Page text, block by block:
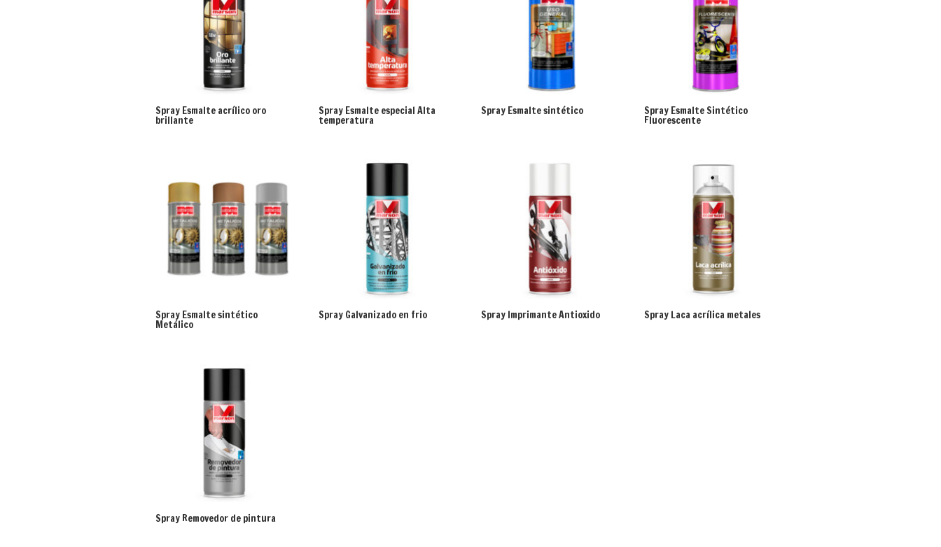
Spray Esmalte acrílico oro
brillante
Spray Esmalte especial Alta
temperatura
Spray Esmalte sintético Spray Esmalte Sintético
Fluorescente
Spray Esmalte sintético
Metálico
Spray Galvanizado en frio Spray Imprimante Antioxido Spray Laca acrílica metales
Spray Removedor de pintura